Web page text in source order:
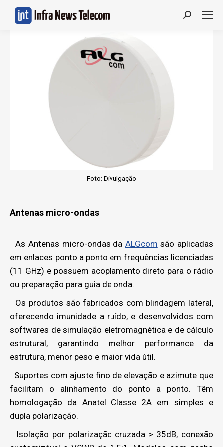
Search:
Foto: Divulgação
Antenas micro-ondas
As Antenas micro-ondas da ALGcom são aplicadas
em enlaces ponto a ponto em frequências licenciadas
(11 GHz) e possuem acoplamento direto para o rádio
ou preparação para guia de onda.
Os produtos são fabricados com blindagem lateral,
oferecendo imunidade a ruído, e desenvolvidos com
softwares de simulação eletromagnética e de cálculo
estrutural, garantindo melhor performance da
estrutura, menor peso e maior vida útil.
Suportes com ajuste fino de elevação e azimute que
facilitam o alinhamento do ponto a ponto. Têm
homologação da Anatel Classe 2A em simples e
dupla polarização.
Isolação por polarização cruzada > 35dB, conexão